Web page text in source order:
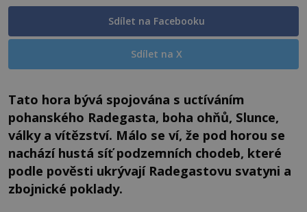
Sdílet na Facebooku
Sdílet na X
Tato hora bývá spojována s uctíváním
pohanského Radegasta, boha ohňů, Slunce,
války a vítězství. Málo se ví, že pod horou se
nachází hustá síť podzemních chodeb, které
podle pověsti ukrývají Radegastovu svatyni a
zbojnické poklady.